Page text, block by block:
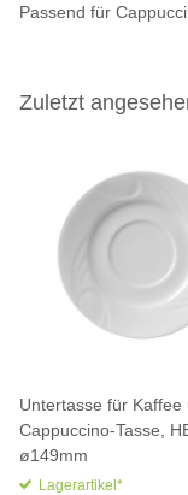
Passend für
Zuletzt
Untertasse für Kaffee
Cappuccino-Tasse,
ø149mm
Lagerartikel*